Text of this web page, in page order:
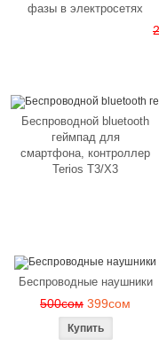
фазы в электросетях
Беспроводной bluetooth
геймпад для
смартфона, контроллер
Terios T3/X3
Беспроводные наушники
500сом 399сом